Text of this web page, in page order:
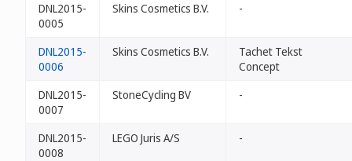
DNL2015-
0005
Skins Cosmetics B.V. -
DNL2015-
0006
Skins Cosmetics B.V.
Tachet Tekst
Concept
DNL2015-
0007
StoneCycling BV -
DNL2015-
0008
LEGO Juris A/S -